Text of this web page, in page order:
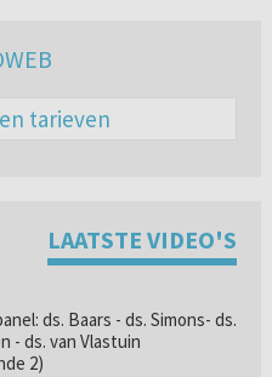
tarieven
LAATSTE VIDEO'S
ds. Baars - ds. Simons- ds.
- ds. van Vlastuin
2)